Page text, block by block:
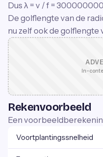
Dus λ = v / f =
De golflengte van de
nu zelf ook de golflengte
In-
Rekenvoorbeeld
Een
Voortplantingssnelheid